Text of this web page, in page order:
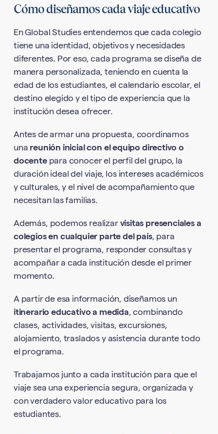
Cómo diseñamos cada viaje educativo
En Global Studies entendemos que cada colegio
tiene una identidad, objetivos y necesidades
diferentes. Por eso, cada programa se diseña de
manera personalizada, teniendo en cuenta la
edad de los estudiantes, el calendario escolar, el
destino elegido y el tipo de experiencia que la
institución desea ofrecer.
Antes de armar una propuesta, coordinamos
una reunión inicial con el equipo directivo o
docentepara conocer el perfil del grupo, la
duración ideal del viaje, los intereses académicos
y culturales, y el nivel de acompañamiento que
necesitan las familias.
Además, podemos realizar visitas presenciales a
colegios en cualquier parte del país, para
presentar el programa, responder consultas y
acompañar a cada institución desde el primer
momento.
A partir de esa información, diseñamos un
itinerario educativo a medida, combinando
clases, actividades, visitas, excursiones,
alojamiento, traslados y asistencia durante todo
el programa.
Trabajamos junto a cada institución para que el
viaje sea una experiencia segura, organizada y
con verdadero valor educativo para los
estudiantes.